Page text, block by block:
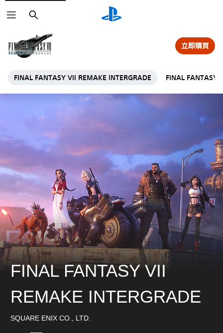
搜
尋
FINAL FANTASY VII REMAKE INTERGRADE FINAL FANTASY
立即購買
FINAL FANTASY VII
REMAKE INTERGRADE
SQUARE ENIX CO., LTD.